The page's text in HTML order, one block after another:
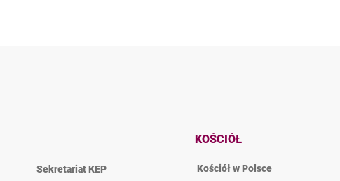
Sekretariat KEP
KOŚCIÓŁ
Kościół w Polsce